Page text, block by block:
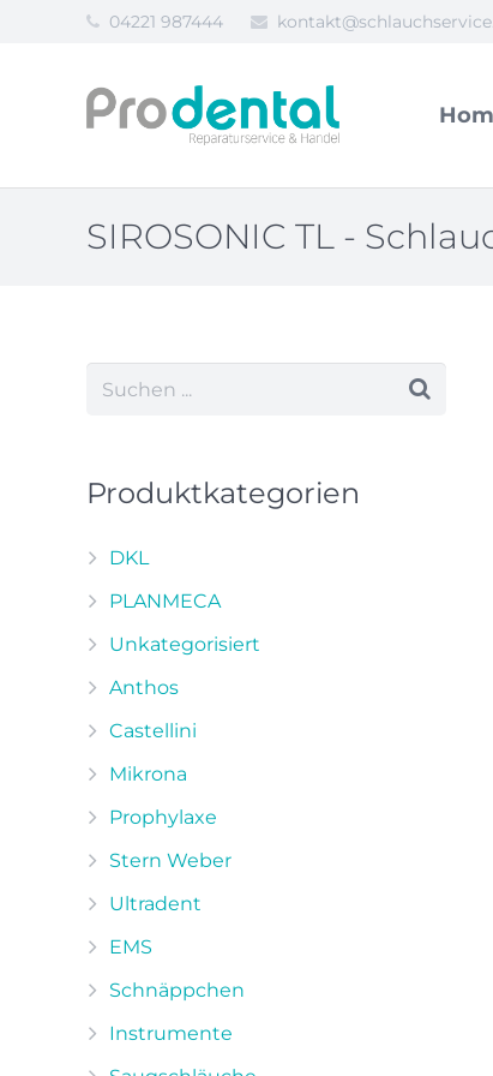
04221 987444
SIROSONIC TL -
Produktkategorien
DKL
PLANMECA
Unkategorisiert
Anthos
Castellini
Mikrona
Prophylaxe
Stern Weber
Ultradent
EMS
Schnäppchen
Instrumente